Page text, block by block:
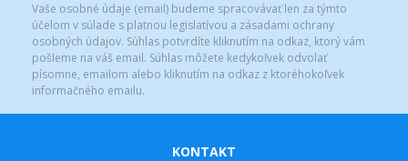
Vaše osobné údaje (email) budeme spracovávať len za týmto
účelom v súlade s platnou legislatívou a zásadami ochrany
osobných údajov. Súhlas potvrdíte kliknutím na odkaz, ktorý vám
pošleme na váš email. Súhlas môžete kedykoľvek odvolať
písomne, emailom alebo kliknutím na odkaz z ktoréhokoľvek
informačného emailu.
KONTAKT